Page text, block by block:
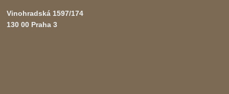
Vinohradská 1597/174
130 00 Praha 3